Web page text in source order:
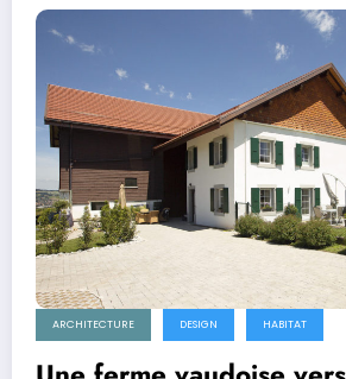
ARCHITECTURE DESIGN HABITAT